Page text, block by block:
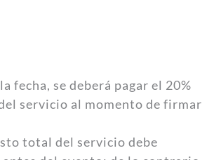
fecha, se deberá pagar el 20%
servicio al momento de firmar
total del servicio debe